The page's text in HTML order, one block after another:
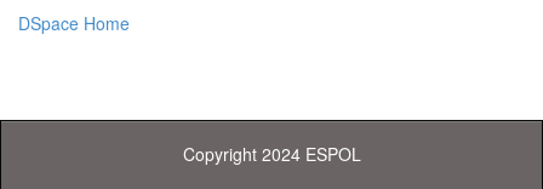
DSpace Home
Copyright 2024 ESPOL